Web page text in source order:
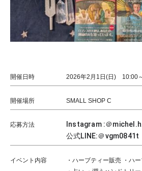
開催日時 2026年2月1日(日) 10:00
開催場所 SMALL SHOP C
応募方法
Instagram :＠
公式LINE:＠vgm0841t
イベント内容
・ハーブティー販売 ・ハ